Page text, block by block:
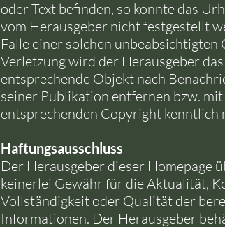
oder Text befinden, so konnte das
vom Herausgeber nicht festgestellt
Falle einer solchen unbeabsichtigten
Verletzung wird der Herausgeber das
entsprechende Objekt nach
seiner Publikation entfernen bzw. mit
entsprechenden Copyright kenntlich
Haftungsausschluss
Der Herausgeber dieser Homepage
keinerlei Gewähr für die Aktualität,
Vollständigkeit oder Qualität der
Informationen. Der Herausgeber